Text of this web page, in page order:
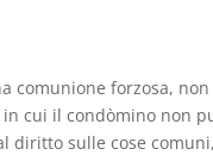
comunione forzosa, non
cui il condòmino non
diritto sulle cose